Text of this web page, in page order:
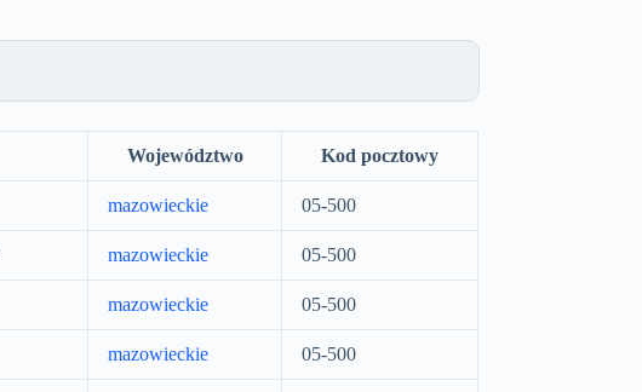
Województwo Kod pocztowy
mazowieckie 05-500
mazowieckie 05-500
mazowieckie 05-500
mazowieckie 05-500